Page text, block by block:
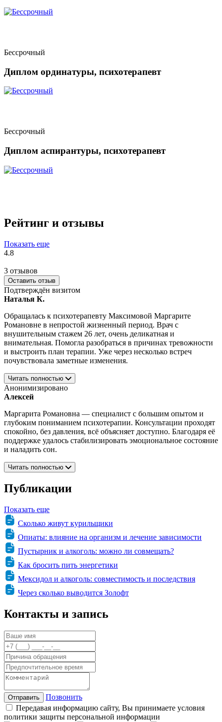
Бессрочный
Диплом ординатуры, психотерапевт
Бессрочный
Диплом аспирантуры, психотерапевт
Рейтинг и отзывы
Показать еще
4.8
3 отзывов
Оставить отзыв
Подтверждён визитом
Наталья К.
Обращалась к психотерапевту Максимовой Маргарите
Романовне в непростой жизненный период. Врач с
внушительным стажем 26 лет, очень деликатная и
внимательная. Помогла разобраться в причинах тревожности
и выстроить план терапии. Уже через несколько встреч
почувствовала заметные изменения.
Читать полностью
Анонимизировано
Алексей
Маргарита Романовна — специалист с большим опытом и
глубоким пониманием психотерапии. Консультации проходят
спокойно, без давления, всё объясняет доступно. Благодаря её
поддержке удалось стабилизировать эмоциональное состояние
и наладить сон.
Читать полностью
Публикации
Показать еще
Сколько живут курильщики
Опиаты: влияние на организм и лечение зависимости
Пустырник и алкоголь: можно ли совмещать?
Как бросить пить энергетики
Мексидол и алкоголь: совместимость и последствия
Через сколько выводится Золофт
Контакты и запись
Отправить
Позвонить
Передавая информацию сайту, Вы принимаете условия
политики защиты персональной информации